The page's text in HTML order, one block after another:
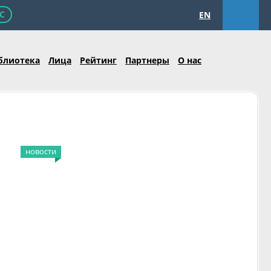
EN
Лица Рейтинг Партнеры О нас
новости